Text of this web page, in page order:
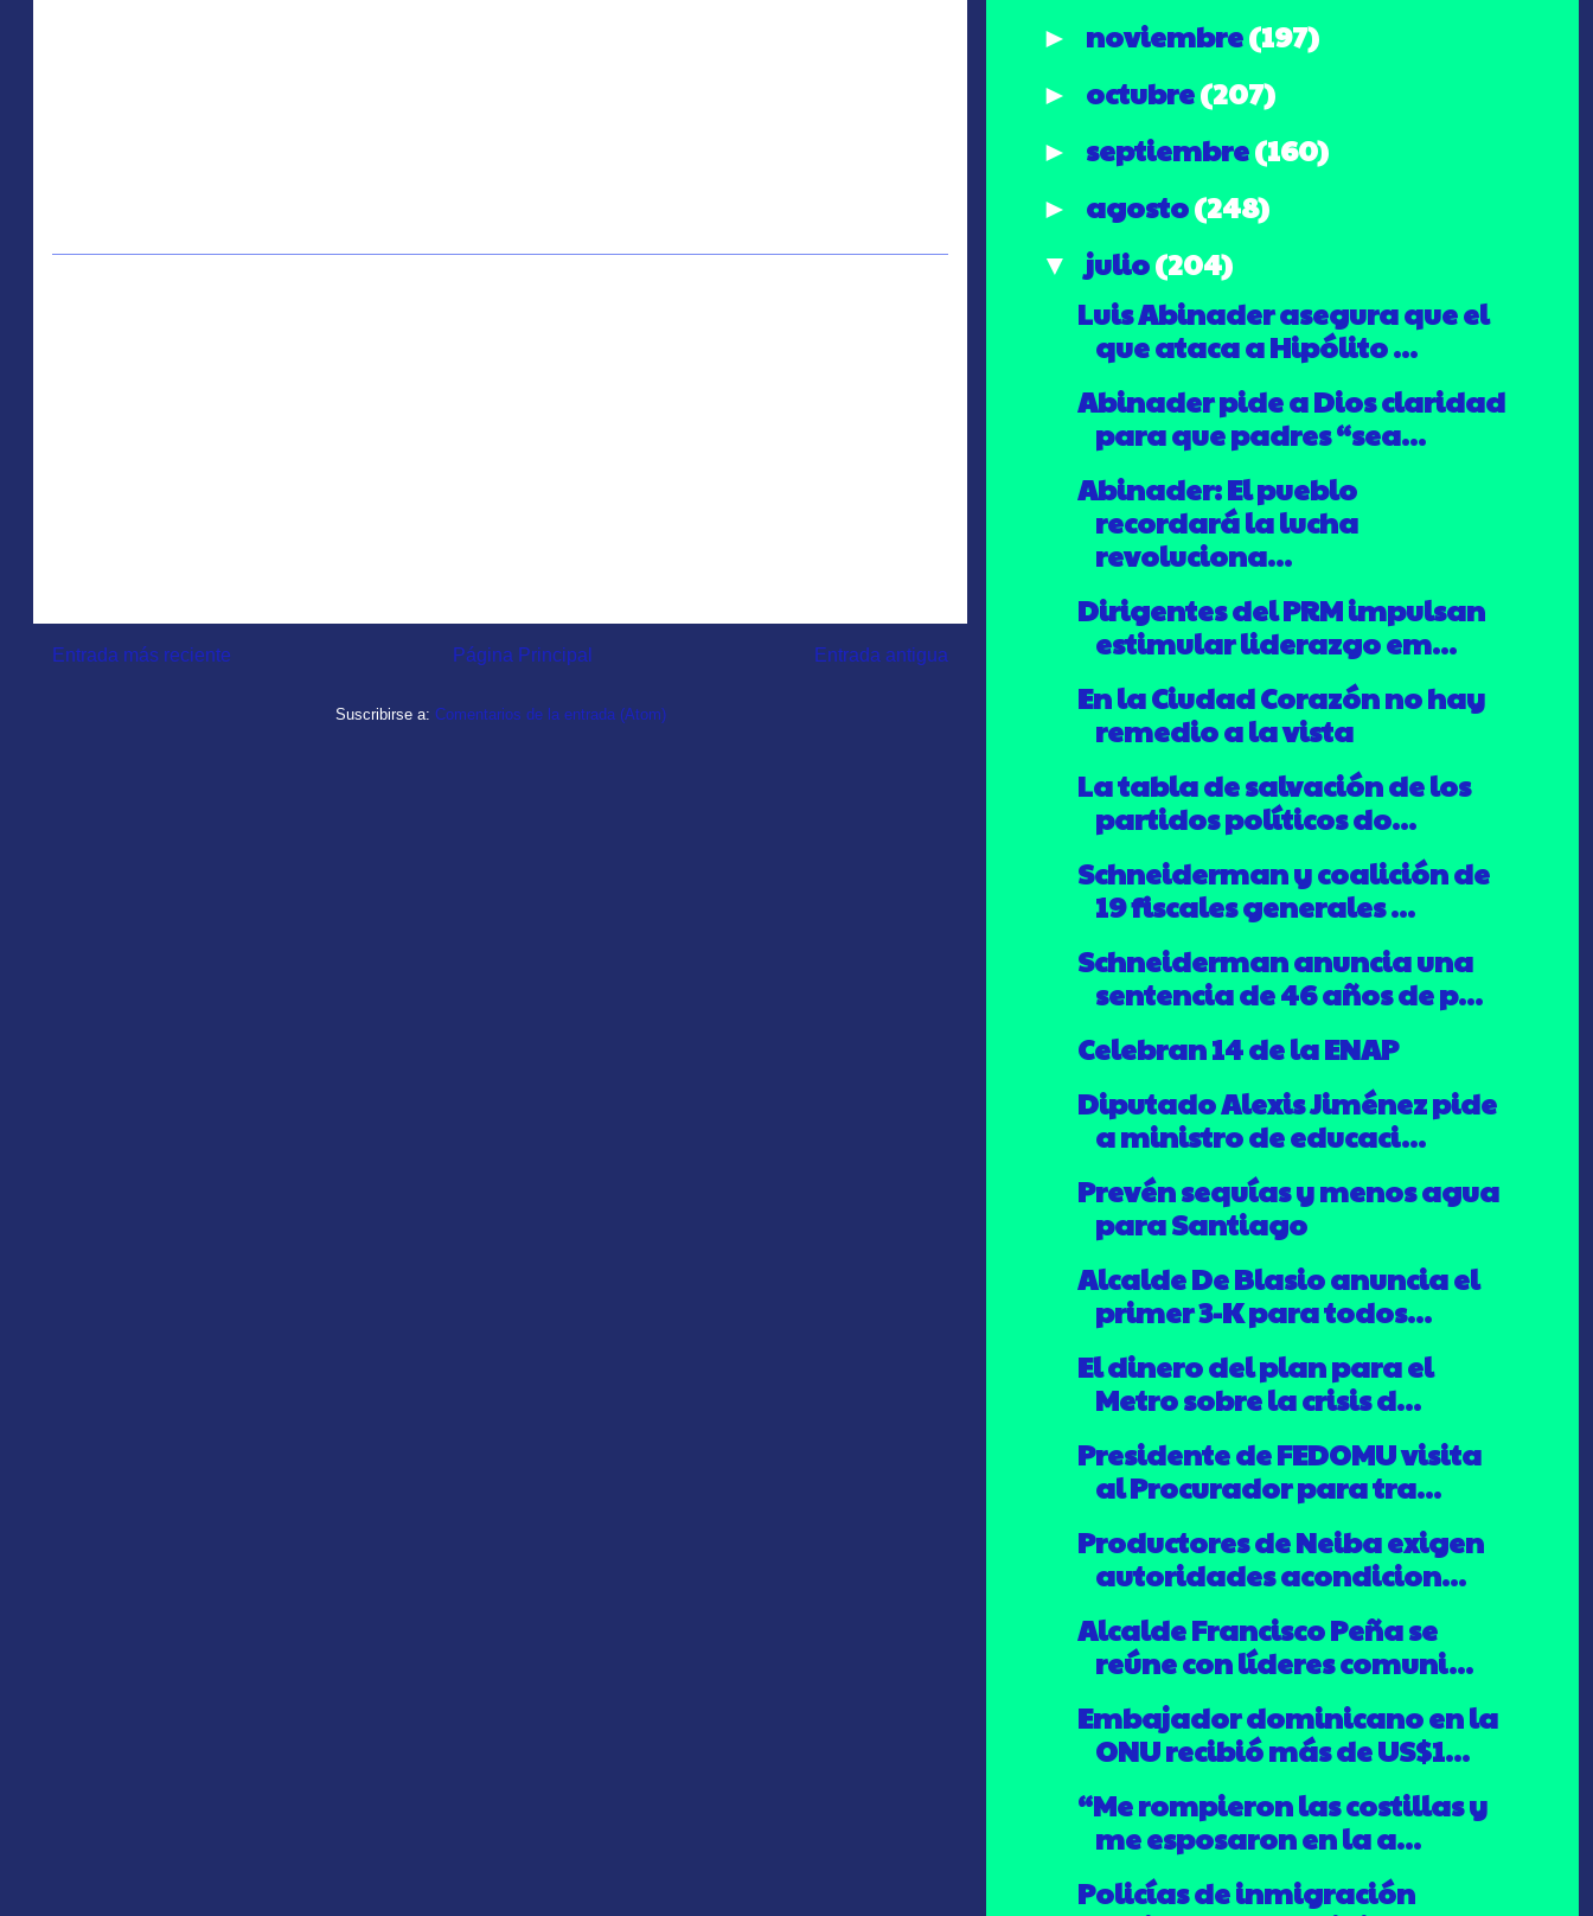
Entrada más reciente Entrada antigua
Página Principal
Suscribirse a: Comentarios de la entrada (Atom)
► noviembre(197)
► octubre(207)
► septiembre(160)
► agosto(248)
▼ julio(204)
Luis Abinader asegura que el
que ataca a Hipólito ...
Abinader pide a Dios claridad
para que padres “sea...
Abinader: El pueblo
recordará la lucha
revoluciona...
Dirigentes del PRM impulsan
estimular liderazgo em...
En la Ciudad Corazón no hay
remedio a la vista
La tabla de salvación de los
partidos políticos do...
Schneiderman y coalición de
19 fiscales generales ...
Schneiderman anuncia una
sentencia de 46 años de p...
Celebran 14 de la ENAP
Diputado Alexis Jiménez pide
a ministro de educaci...
Prevén sequías y menos agua
para Santiago
Alcalde De Blasio anuncia el
primer 3-K para todos...
El dinero del plan para el
Metro sobre la crisis d...
Presidente de FEDOMU visita
al Procurador para tra...
Productores de Neiba exigen
autoridades acondicion...
Alcalde Francisco Peña se
reúne con líderes comuni...
Embajador dominicano en la
ONU recibió más de US$1...
“Me rompieron las costillas y
me esposaron en la a...
Policías de inmigración